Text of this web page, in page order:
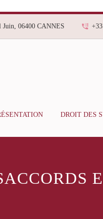
Juin, 06400 CANNES
DROIT DES